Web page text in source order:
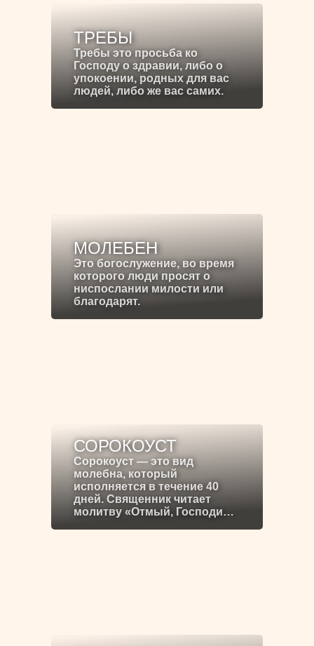
ТРЕБЫ
Требы это просьба ко
Господу о здравии, либо о
упокоении, родных для вас
людей, либо же вас самих.
МОЛЕБЕН
Это богослужение, во время
которого люди просят о
ниспослании милости или
благодарят.
СОРОКОУСТ
Сорокоуст — это вид
молебна, который
исполняется в течение 40
дней. Священник читает
молитву «Отмый, Господи…